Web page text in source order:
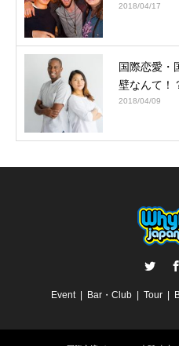
2018/04/17
国際恋愛
壁なんて！
2018/04/09
Event Bar・Club Tour